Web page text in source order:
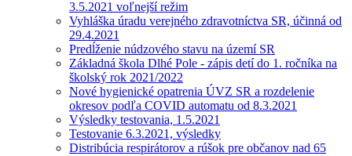
3.5.2021 voľnejší režim
Vyhláška úradu verejného zdravotníctva SR, účinná od
29.4.2021
Predĺženie núdzového stavu na území SR
Základná škola Dlhé Pole - zápis detí do 1. ročníka na
školský rok 2021/2022
Nové hygienické opatrenia ÚVZ SR a rozdelenie
okresov podľa COVID automatu od 8.3.2021
Výsledky testovania, 1.5.2021
Testovanie 6.3.2021, výsledky
Distribúcia respirátorov a rúšok pre občanov nad 65